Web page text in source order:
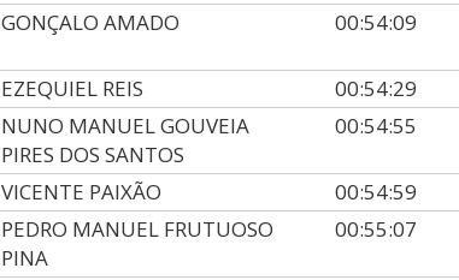
GONÇALO AMADO 00:54:09
EZEQUIEL REIS 00:54:29
NUNO MANUEL GOUVEIA
PIRES DOS SANTOS
00:54:55
VICENTE PAIXÃO 00:54:59
PEDRO MANUEL FRUTUOSO
PINA
00:55:07